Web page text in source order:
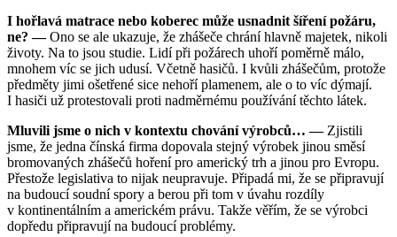
I hořlavá matrace nebo koberec může usnadnit šíření požáru,
ne? —Ono se ale ukazuje, že zhášeče chrání hlavně majetek, nikoli
životy. Na to jsou studie. Lidí při požárech uhoří poměrně málo,
mnohem víc se jich udusí. Včetně hasičů. I kvůli zhášečům, protože
předměty jimi ošetřené sice nehoří plamenem, ale o to víc dýmají.
I hasiči už protestovali proti nadměrnému používání těchto látek.
Mluvili jsme o nich v kontextu chování výrobců… — Zjistili
jsme, že jedna čínská firma dopovala stejný výrobek jinou směsí
bromovaných zhášečů hoření pro americký trh a jinou pro Evropu.
Přestože legislativa to nijak neupravuje. Připadá mi, že se připravují
na budoucí soudní spory a berou při tom v úvahu rozdíly
v kontinentálním a americkém právu. Takže věřím, že se výrobci
dopředu připravují na budoucí problémy.